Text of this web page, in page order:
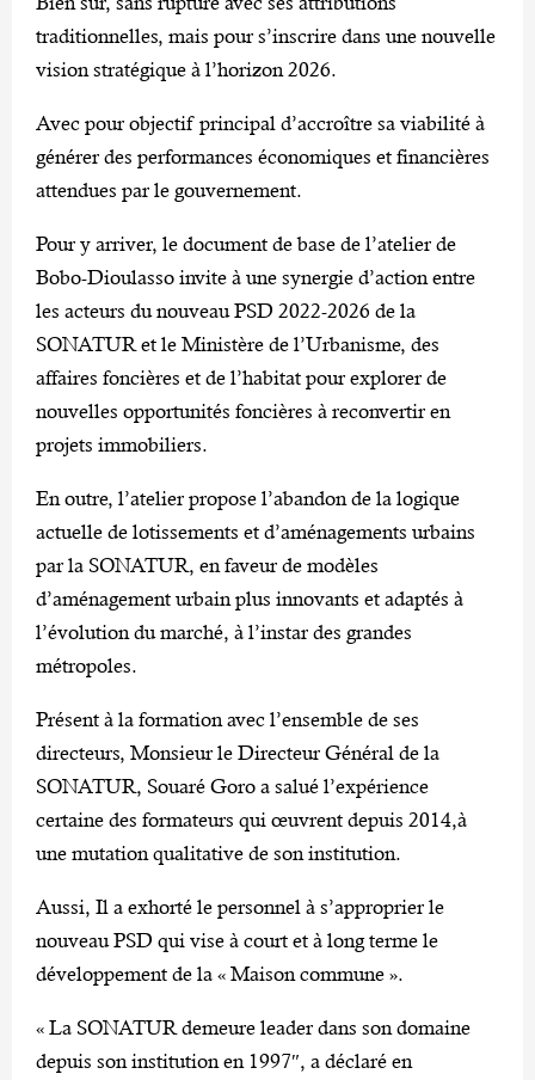
traditionnelles, mais pour s’inscrire dans une nouvelle
vision stratégique à l’horizon 2026.
Avec pour objectif principal d’accroître sa viabilité à
générer des performances économiques et financières
attendues par le gouvernement.
Pour y arriver, le document de base de l’atelier de
Bobo-Dioulasso invite à une synergie d’action entre
les acteurs du nouveau PSD 2022-2026 de la
SONATUR et le Ministère de l’Urbanisme, des
affaires foncières et de l’habitat pour explorer de
nouvelles opportunités foncières à reconvertir en
projets immobiliers.
En outre, l’atelier propose l’abandon de la logique
actuelle de lotissements et d’aménagements urbains
par la SONATUR, en faveur de modèles
d’aménagement urbain plus innovants et adaptés à
l’évolution du marché, à l’instar des grandes
métropoles.
Présent à la formation avec l’ensemble de ses
directeurs, Monsieur le Directeur Général de la
SONATUR, Souaré Goro a salué l’expérience
certaine des formateurs qui œuvrent depuis 2014,à
une mutation qualitative de son institution.
Aussi, Il a exhorté le personnel à s’approprier le
nouveau PSD qui vise à court et à long terme le
développement de la « Maison commune ».
« La SONATUR demeure leader dans son domaine
depuis son institution en 1997″, a déclaré en